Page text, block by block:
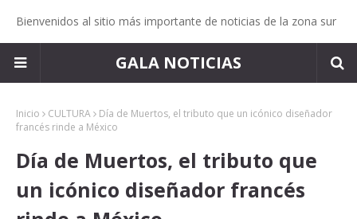
Bienvenidos al sitio más importante de noticias de la zona sur
GALA NOTICIAS
Inicio CULTURA
Día de Muertos, el tributo que un icónico diseñador
francés rinde a México
Día de Muertos, el tributo que
un icónico diseñador francés